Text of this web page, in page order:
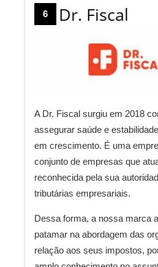
6 Dr. Fiscal
A Dr. Fiscal surgiu em 2018
assegurar saúde e
em crescimento. É uma
conjunto de empresas que
reconhecida pela sua
tributárias empresariais.
Dessa forma, a nossa marca
patamar na abordagem das
relação aos seus impostos,